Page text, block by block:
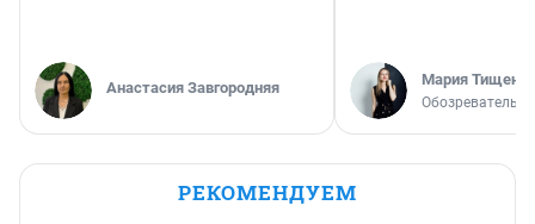
Анастасия Завгородняя Мария Тищенко
Обозреватель
РЕКОМЕНДУЕМ